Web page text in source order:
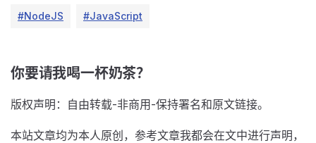
#NodeJS #JavaScript
你要请我喝一杯奶茶？
版权声明：自由转载-非商用-保持署名和原文链接。
本站文章均为本人原创，参考文章我都会在文中进行声明，